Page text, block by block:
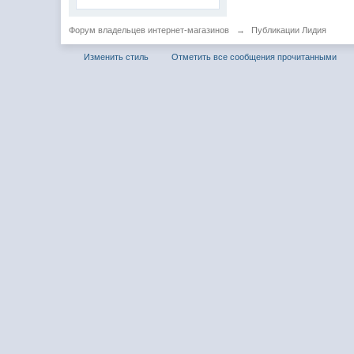
Форум владельцев интернет-магазинов → Публикации Лидия
Изменить стиль Отметить все сообщения прочитанными